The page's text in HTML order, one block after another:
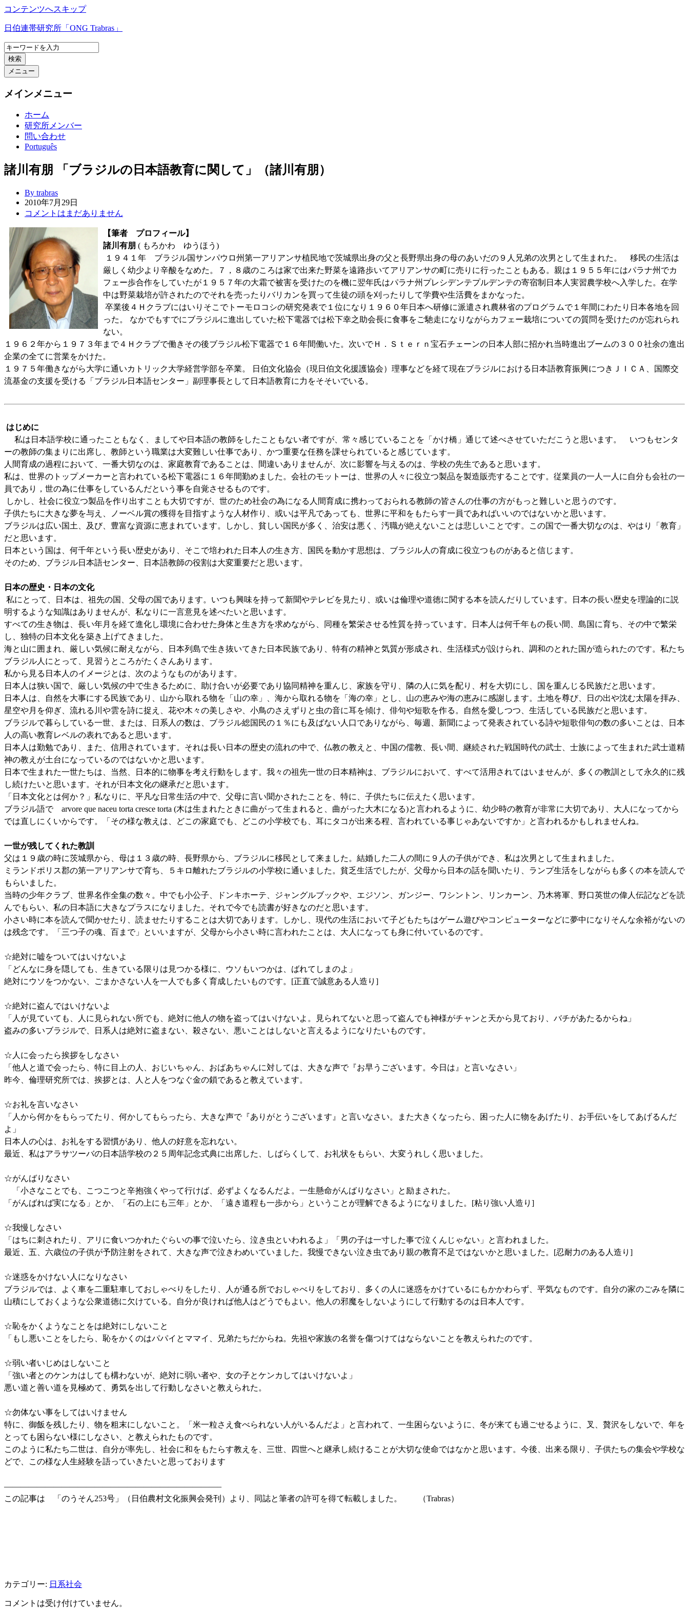
コンテンツへスキップ
日伯連帯研究所「ONG Trabras」
検索
メニュー
メインメニュー
ホーム
研究所メンバー
問い合わせ
Português
諸川有朋 「ブラジルの日本語教育に関して」（諸川有朋）
By trabras
2010年7月29日
コメントはまだありません
【筆者 プロフィール】
諸川有朋 ( もろかわ ゆうほう)
１９４１年 ブラジル国サンパウロ州第一アリアンサ植民地で茨城県出身の父と長野県出身の母のあいだの９人兄弟の次男として生まれた。 移民の生活は
厳しく幼少より辛酸をなめた。７，８歳のころは家で出来た野菜を遠路歩いてアリアンサの町に売りに行ったこともある。親は１９５５年にはパラナ州でカ
フェー歩合作をしていたが１９５７年の大霜で被害を受けたのを機に翌年氏はパラナ州プレシデンテプルデンテの寄宿制日本人実習農学校へ入学した。在学
中は野菜栽培が許されたのでそれを売ったりバリカンを買って生徒の頭を刈ったりして学費や生活費をまかなった。
卒業後４Ｈクラブにはいりそこでトーモロコシの研究発表で１位になり１９６０年日本へ研修に派遣され農林省のプログラムで１年間にわたり日本各地を回
った。 なかでもすでにブラジルに進出していた松下電器では松下幸之助会長に食事をご馳走になりながらカフェー栽培についての質問を受けたのが忘れられ
ない。
１９６２年から１９７３年まで４Ｈクラブで働きその後ブラジル松下電器で１６年間働いた。次いでＨ．Ｓｔｅｒｎ宝石チェーンの日本人部に招かれ当時進出ブームの３００社余の進出
企業の全てに営業をかけた。
１９７５年働きながら大学に通いカトリック大学経営学部を卒業。 日伯文化協会（現日伯文化援護協会）理事などを経て現在ブラジルにおける日本語教育振興につきＪＩＣＡ、国際交
流基金の支援を受ける「ブラジル日本語センター」副理事長として日本語教育に力をそそいでいる。
はじめに
私は日本語学校に通ったこともなく、ましてや日本語の教師をしたこともない者ですが、常々感じていることを「かけ橋」通じて述べさせていただこうと思います。 いつもセンタ
ーの教師の集まりに出席し、教師という職業は大変難しい仕事であり、かつ重要な任務を課せられていると感じています。
人間育成の過程において、一番大切なのは、家庭教育であることは、間違いありませんが、次に影響を与えるのは、学校の先生であると思います。
私は、世界のトップメーカーと言われている松下電器に１６年間勤めました。会社のモットーは、世界の人々に役立つ製品を製造販売することです。従業員の一人一人に自分も会社の一
員であり，世の為に仕事をしているんだという事を自覚させるものです。
しかし、社会に役立つ製品を作り出すことも大切ですが、世のため社会の為になる人間育成に携わっておられる教師の皆さんの仕事の方がもっと難しいと思うのです。
子供たちに大きな夢を与え、ノーベル賞の獲得を目指すような人材作り、或いは平凡であっても、世界に平和をもたらす一員であればいいのではないかと思います。
ブラジルは広い国土、及び、豊富な資源に恵まれています。しかし、貧しい国民が多く、治安は悪く、汚職が絶えないことは悲しいことです。この国で一番大切なのは、やはり「教育」
だと思います。
日本という国は、何千年という長い歴史があり、そこで培われた日本人の生き方、国民を動かす思想は、ブラジル人の育成に役立つものがあると信じます。
そのため、ブラジル日本語センター、日本語教師の役割は大変重要だと思います。
日本の歴史・日本の文化
私にとって、日本は、祖先の国、父母の国であります。いつも興味を持って新聞やテレビを見たり、或いは倫理や道徳に関する本を読んだりしています。日本の長い歴史を理論的に説
明するような知識はありませんが、私なりに一言意見を述べたいと思います。
すべての生き物は、長い年月を経て進化し環境に合わせた身体と生き方を求めながら、同種を繁栄させる性質を持っています。日本人は何千年もの長い間、島国に育ち、その中で繁栄
し、独特の日本文化を築き上げてきました。
海と山に囲まれ、厳しい気候に耐えながら、日本列島で生き抜いてきた日本民族であり、特有の精神と気質が形成され、生活様式が設けられ、調和のとれた国が造られたのです。私たち
ブラジル人にとって、見習うところがたくさんあります。
私から見る日本人のイメージとは、次のようなものがあります。
日本人は狭い国で、厳しい気候の中で生きるために、助け合いが必要であり協同精神を重んじ、家族を守り、隣の人に気を配り、村を大切にし、国を重んじる民族だと思います。
日本人は、自然を大事にする民族であり、山から取れる物を「山の幸」、海から取れる物を「海の幸」とし、山の恵みや海の恵みに感謝します。土地を尊び、日の出や沈む太陽を拝み、
星空や月を仰ぎ、流れる川や雲を詩に捉え、花や木々の美しさや、小鳥のさえずりと虫の音に耳を傾け、俳句や短歌を作る。自然を愛しつつ、生活している民族だと思います。
ブラジルで暮らしている一世、または、日系人の数は、ブラジル総国民の１％にも及ばない人口でありながら、毎週、新聞によって発表されている詩や短歌俳句の数の多いことは、日本
人の高い教育レベルの表れであると思います。
日本人は勤勉であり、また、信用されています。それは長い日本の歴史の流れの中で、仏教の教えと、中国の儒教、長い間、継続された戦国時代の武士、士族によって生まれた武士道精
神の教えが土台になっているのではないかと思います。
日本で生まれた一世たちは、当然、日本的に物事を考え行動をします。我々の祖先一世の日本精神は、ブラジルにおいて、すべて活用されてはいませんが、多くの教訓として永久的に残
し続けたいと思います。それが日本文化の継承だと思います。
「日本文化とは何か？」私なりに、平凡な日常生活の中で、父母に言い聞かされたことを、特に、子供たちに伝えたく思います。
ブラジル語で arvore que naceu torta cresce torta (木は生まれたときに曲がって生まれると、曲がった大木になる)と言われるように、幼少時の教育が非常に大切であり、大人になってから
では直しにくいからです。「その様な教えは、どこの家庭でも、どこの小学校でも、耳にタコが出来る程、言われている事じゃあないですか」と言われるかもしれませんね。
一世が残してくれた教訓
父は１９歳の時に茨城県から、母は１３歳の時、長野県から、ブラジルに移民として来ました。結婚した二人の間に９人の子供ができ、私は次男として生まれました。
ミランドポリス郡の第一アリアンサで育ち、５キロ離れたブラジルの小学校に通いました。貧乏生活でしたが、父母から日本の話を聞いたり、ランプ生活をしながらも多くの本を読んで
もらいました。
当時の少年クラブ、世界名作全集の数々。中でも小公子、ドンキホーテ、ジャングルブックや、エジソン、ガンジー、ワシントン、リンカーン、乃木将軍、野口英世の偉人伝記などを読
んでもらい、私の日本語に大きなプラスになりました。それで今でも読書が好きなのだと思います。
小さい時に本を読んで聞かせたり、読ませたりすることは大切であります。しかし、現代の生活において子どもたちはゲーム遊びやコンピューターなどに夢中になりそんな余裕がないの
は残念です。「三つ子の魂、百まで」といいますが、父母から小さい時に言われたことは、大人になっても身に付いているのです。
☆絶対に嘘をついてはいけないよ
「どんなに身を隠しても、生きている限りは見つかる様に、ウソもいつかは、ばれてしまのよ」
絶対にウソをつかない、ごまかさない人を一人でも多く育成したいものです。[正直で誠意ある人造り]
☆絶対に盗んではいけないよ
「人が見ていても、人に見られない所でも、絶対に他人の物を盗ってはいけないよ。見られてないと思って盗んでも神様がチャンと天から見ており、バチがあたるからね」
盗みの多いブラジルで、日系人は絶対に盗まない、殺さない、悪いことはしないと言えるようになりたいものです。
☆人に会ったら挨拶をしなさい
「他人と道で会ったら、特に目上の人、おじいちゃん、おばあちゃんに対しては、大きな声で『お早うございます。今日は』と言いなさい」
昨今、倫理研究所では、挨拶とは、人と人をつなぐ金の鎖であると教えています。
☆お礼を言いなさい
「人から何かをもらってたり、何かしてもらったら、大きな声で『ありがとうございます』と言いなさい。また大きくなったら、困った人に物をあげたり、お手伝いをしてあげるんだ
よ」
日本人の心は、お礼をする習慣があり、他人の好意を忘れない。
最近、私はアラサツーバの日本語学校の２５周年記念式典に出席した、しばらくして、お礼状をもらい、大変うれしく思いました。
☆がんばりなさい
「小さなことでも、こつこつと辛抱強くやって行けば、必ずよくなるんだよ。一生懸命がんばりなさい」と励まされた。
「がんばれば実になる」とか、「石の上にも三年」とか、「遠き道程も一歩から」ということが理解できるようになりました。[粘り強い人造り]
☆我慢しなさい
「はちに刺されたり、アリに食いつかれたぐらいの事で泣いたら、泣き虫といわれるよ」「男の子は一寸した事で泣くんじゃない」と言われました。
最近、五、六歳位の子供が予防注射をされて、大きな声で泣きわめいていました。我慢できない泣き虫であり親の教育不足ではないかと思いました。[忍耐力のある人造り]
☆迷惑をかけない人になりなさい
ブラジルでは、よく車を二重駐車しておしゃべりをしたり、人が通る所でおしゃべりをしており、多くの人に迷惑をかけているにもかかわらず、平気なものです。自分の家のごみを隣に
山積にしておくような公衆道徳に欠けている。自分が良ければ他人はどうでもよい。他人の邪魔をしないようにして行動するのは日本人です。
☆恥をかくようなことをは絶対にしないこと
「もし悪いことをしたら、恥をかくのはパパイとママイ、兄弟たちだからね。先祖や家族の名誉を傷つけてはならないことを教えられたのです。
☆弱い者いじめはしないこと
「強い者とのケンカはしても構わないが、絶対に弱い者や、女の子とケンカしてはいけないよ」
悪い道と善い道を見極めて、勇気を出して行動しなさいと教えられた。
☆勿体ない事をしてはいけません
特に、御飯を残したり、物を粗末にしないこと。「米一粒さえ食べられない人がいるんだよ」と言われて、一生困らないように、冬が来ても過ごせるように、叉、贅沢をしないで、年を
とっても困らない様にしなさい、と教えられたものです。
このように私たち二世は、自分が率先し、社会に和をもたらす教えを、三世、四世へと継承し続けることが大切な使命ではなかと思います。今後、出来る限り、子供たちの集会や学校な
どで、この様な人生経験を語っていきたいと思っております
——————————————————————————–
この記事は 「のうそん253号」（日伯農村文化振興会発刊）より、同誌と筆者の許可を得て転載しました。 （Trabras）
カテゴリー: 日系社会
コメントは受け付けていません。